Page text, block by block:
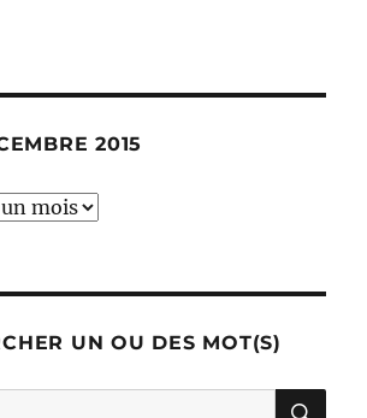
2015
UN OU DES MOT(S)